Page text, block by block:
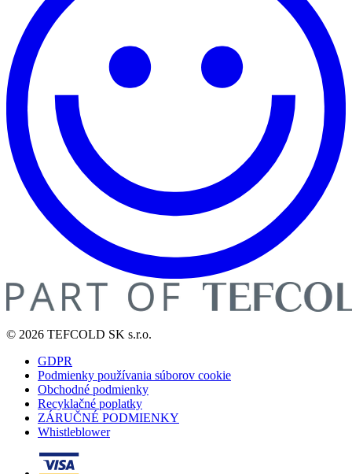
© 2026 TEFCOLD SK s.r.o.
GDPR
Podmienky používania súborov cookie
Obchodné podmienky
Recyklačné poplatky
ZÁRUČNÉ PODMIENKY
Whistleblower